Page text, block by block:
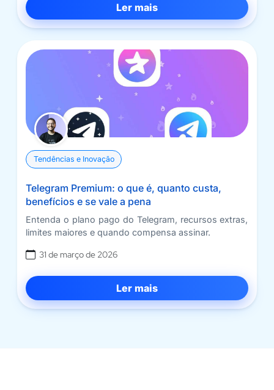
Ler mais
Tendências e Inovação
Telegram Premium: o que é, quanto custa,
benefícios e se vale a pena
Entenda o plano pago do Telegram, recursos extras,
limites maiores e quando compensa assinar.
31 de março de 2026
Ler mais